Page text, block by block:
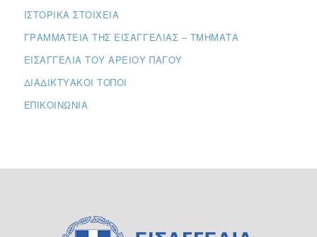
ΙΣΤΟΡΙΚΆ ΣΤΟΙΧΕΊΑ
ΓΡΑΜΜΑΤΕΊΑ ΤΗΣ ΕΙΣΑΓΓΕΛΊΑΣ – ΤΜΉΜΑΤΑ
ΕΙΣΑΓΓΕΛΊΑ ΤΟΥ ΑΡΕΊΟΥ ΠΆΓΟΥ
ΔΙΑΔΙΚΤΥΑΚΟΊ ΤΌΠΟΙ
ΕΠΙΚΟΙΝΩΝΊΑ